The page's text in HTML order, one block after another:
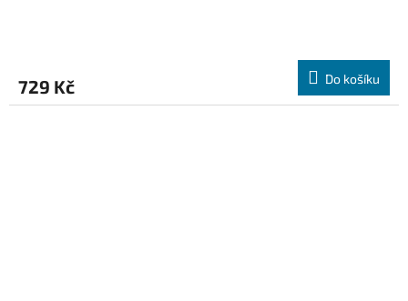
729 Kč Do košíku